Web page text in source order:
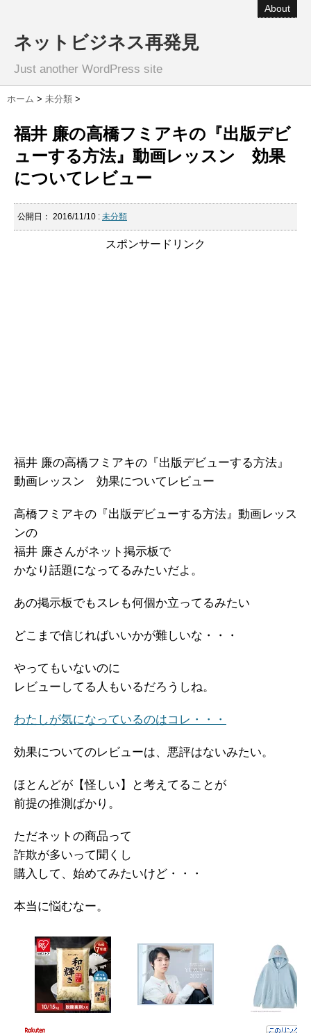
About
ネットビジネス再発見
Just another WordPress site
ホーム > 未分類 >
福井 廉の高橋フミアキの『出版デビ
ューする方法』動画レッスン 効果
についてレビュー
公開日： 2016/11/10 : 未分類
スポンサードリンク
福井 廉の高橋フミアキの『出版デビューする方法』
動画レッスン 効果についてレビュー
高橋フミアキの『出版デビューする方法』動画レッス
ンの
福井 廉さんがネット掲示板で
かなり話題になってるみたいだよ。
あの掲示板でもスレも何個か立ってるみたい
どこまで信じればいいかが難しいな・・・
やってもいないのに
レビューしてる人もいるだろうしね。
わたしが気になっているのはコレ・・・
効果についてのレビューは、悪評はないみたい。
ほとんどが【怪しい】と考えてることが
前提の推測ばかり。
ただネットの商品って
詐欺が多いって聞くし
購入して、始めてみたいけど・・・
本当に悩むなー。